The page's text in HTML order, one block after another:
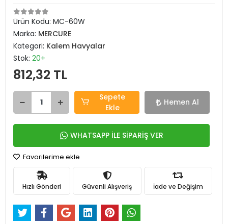
Ürün Kodu: MC-60W
Marka: MERCURE
Kategori: Kalem Havyalar
Stok: 20+
812,32 TL
Sepete
Ekle
Hemen Al
WHATSAPP İLE SİPARİŞ VER
Favorilerime ekle
Hızlı Gönderi Güvenli Alışveriş İade ve Değişim